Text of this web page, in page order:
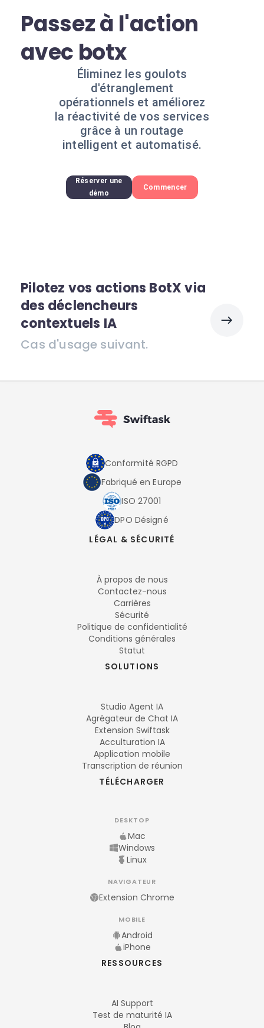
Passez à l'action
avec botx
Éliminez les goulots
d'étranglement
opérationnels et améliorez
la réactivité de vos services
grâce à un routage
intelligent et automatisé.
Réserver une
démo
Commencer
Pilotez vos actions BotX via
des déclencheurs
contextuels IA
Cas d'usage suivant.
Conformité RGPD
Fabriqué en Europe
ISO 27001
DPO Désigné
LÉGAL & SÉCURITÉ
À propos de nous
Contactez-nous
Carrières
Sécurité
Politique de confidentialité
Conditions générales
Statut
SOLUTIONS
Studio Agent IA
Agrégateur de Chat IA
Extension Swiftask
Acculturation IA
Application mobile
Transcription de réunion
TÉLÉCHARGER
DESKTOP
Mac
Windows
Linux
NAVIGATEUR
Extension Chrome
MOBILE
Android
iPhone
RESSOURCES
AI Support
Test de maturité IA